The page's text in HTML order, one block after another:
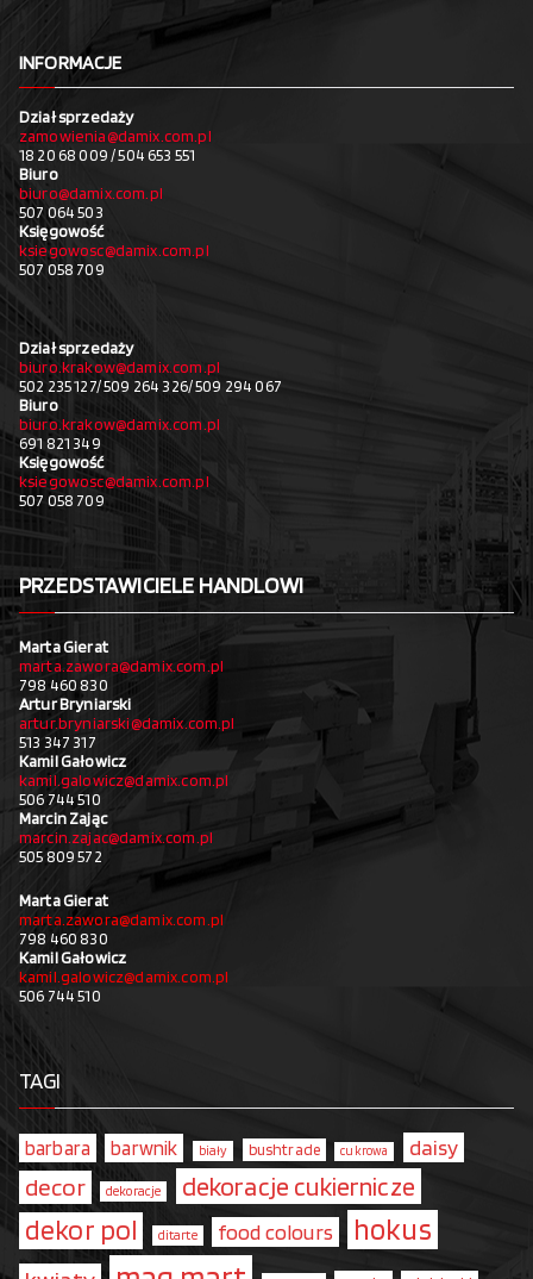
INFORMACJE
Dział sprzedaży
zamowienia@damix.com.pl
18 20 68 009 / 504 653 551
Biuro
biuro@damix.com.pl
507 064 503
Księgowość
ksiegowosc@damix.com.pl
507 058 709
Dział sprzedaży
biuro.krakow@damix.com.pl
502 235 127/ 509 264 326/ 509 294 067
Biuro
biuro.krakow@damix.com.pl
691 821 349
Księgowość
ksiegowosc@damix.com.pl
507 058 709
PRZEDSTAWICIELE HANDLOWI
Marta Gierat
marta.zawora@damix.com.pl
798 460 830
Artur Bryniarski
artur.bryniarski@damix.com.pl
513 347 317
Kamil Gałowicz
kamil.galowicz@damix.com.pl
506 744 510
Marcin Zając
marcin.zajac@damix.com.pl
505 809 572
Marta Gierat
marta.zawora@damix.com.pl
798 460 830
Kamil Gałowicz
kamil.galowicz@damix.com.pl
506 744 510
TAGI
barbara barwnik biały bushtrade cukrowa daisy
decor dekoracje dekoracje cukiernicze
dekor pol ditarte food colours hokus